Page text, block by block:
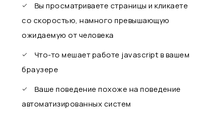
Вы просматриваете страницы и кликаете
со скоростью, намного превышающую
ожидаемую от человека
Что-то мешает работе javascript в вашем
браузере
Ваше поведение похоже на поведение
автоматизированных систем